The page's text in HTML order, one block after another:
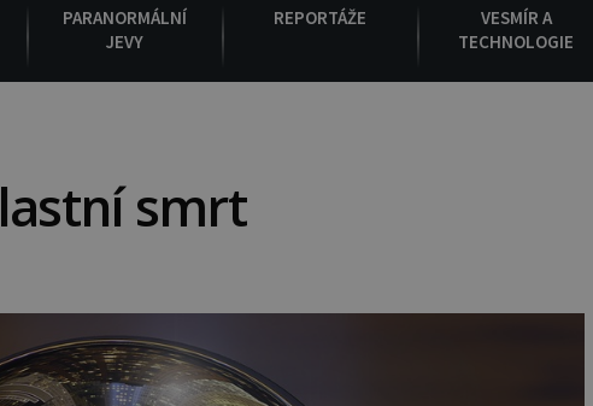
PARANORMÁLNÍ
JEVY
REPORTÁŽE
VESMÍR A
TECHNOLOGIE
smrt